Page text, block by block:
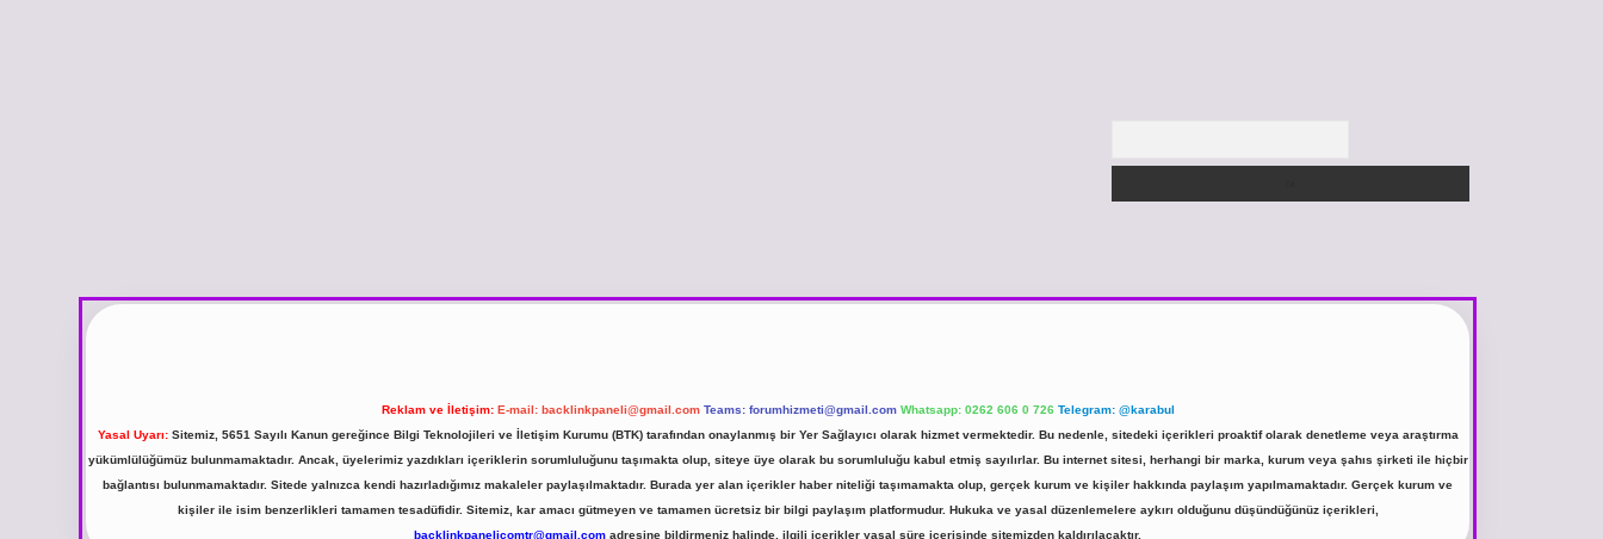
Reklam ve İletişim: E-mail: backlinkpaneli@gmail.com Teams: forumhizmeti@gmail.com Whatsapp: 0262 606 0 726 Telegram: @karabul
Yasal Uyarı:Sitemiz, 5651 Sayılı Kanun gereğince Bilgi Teknolojileri ve İletişim Kurumu (BTK) tarafından onaylanmış bir Yer Sağlayıcı olarak hizmet vermektedir. Bu nedenle, sitedeki içerikleri proaktif olarak denetleme veya araştırma
yükümlülüğümüz bulunmamaktadır. Ancak, üyelerimiz yazdıkları içeriklerin sorumluluğunu taşımakta olup, siteye üye olarak bu sorumluluğu kabul etmiş sayılırlar. Bu internet sitesi, herhangi bir marka, kurum veya şahıs şirketi ile hiçbir
bağlantısı bulunmamaktadır. Sitede yalnızca kendi hazırladığımız makaleler paylaşılmaktadır. Burada yer alan içerikler haber niteliği taşımamakta olup, gerçek kurum ve kişiler hakkında paylaşım yapılmamaktadır. Gerçek kurum ve
kişiler ile isim benzerlikleri tamamen tesadüfidir. Sitemiz, kar amacı gütmeyen ve tamamen ücretsiz bir bilgi paylaşım platformudur. Hukuka ve yasal düzenlemelere aykırı olduğunu düşündüğünüz içerikleri,
backlinkpanelicomtr@gmail.com adresine bildirmeniz halinde, ilgili içerikler yasal süre içerisinde sitemizden kaldırılacaktır.